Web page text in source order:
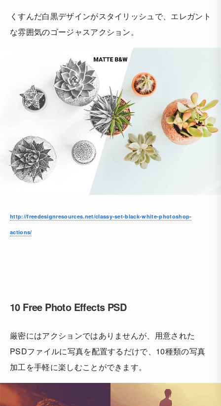
くすんだ白黒デザインがスタイリッシュで、エレガント
な雰囲気のゴージャスアクション。
http://freedesignresources.net/classy-set-black-white-photoshop-
actions/
10 Free Photo Effects PSD
厳密にはアクションではありませんが、用意された
PSDファイルに写真を配置するだけで、10種類の写真
加工を手軽に楽しむことができます。